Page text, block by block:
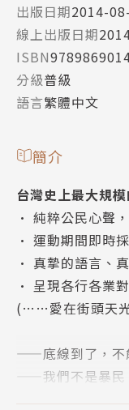
出版日期2014-
線上出版日期
ISBN
分級普級
語言繁體中文
簡介
台灣史上最大規
• 純粹公民心聲
• 運動期間即時
• 真摯的語言、
• 呈現各行各業
(……愛在街頭天
——底線到了，不
——我們不是暴民